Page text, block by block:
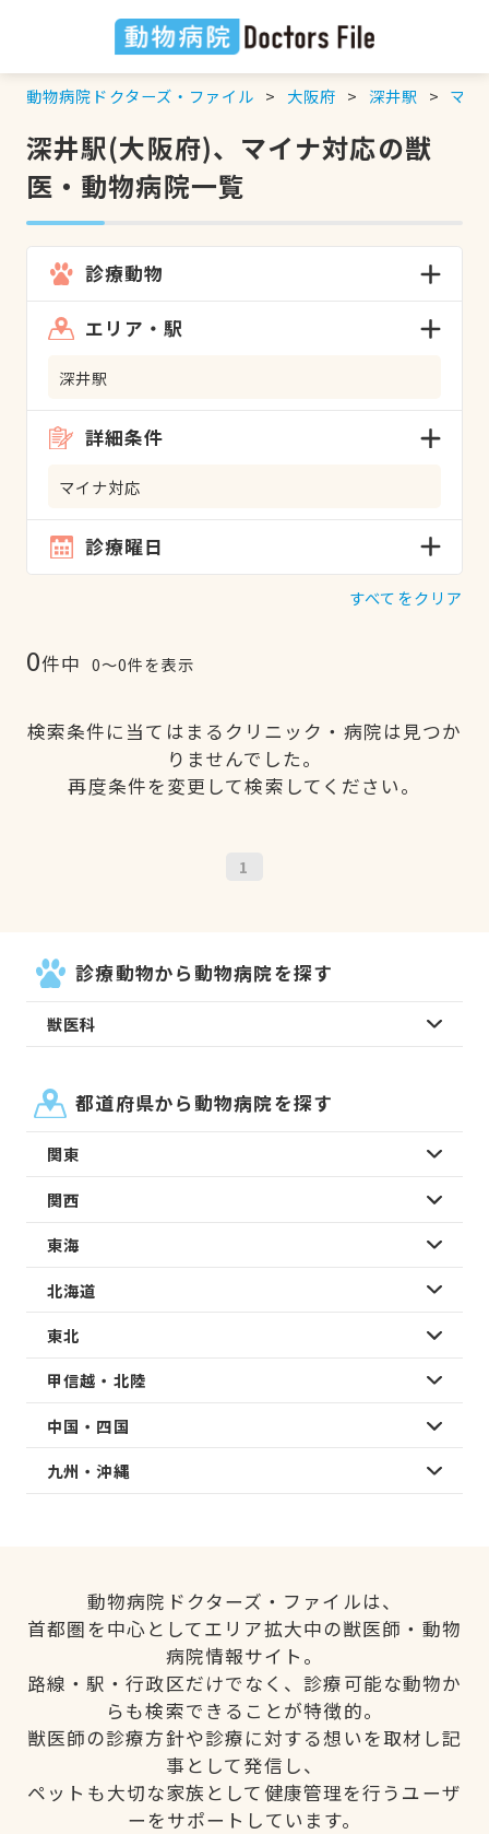
動物病院ドクターズ・ファイル 大阪府 深井駅 マイ
深井駅(大阪府)、マイナ対応の獣
医・動物病院一覧
診療動物
エリア・駅
深井駅
詳細条件
マイナ対応
診療曜日
すべてをクリア
0件中 0〜0件を表示
検索条件に当てはまるクリニック・病院は見つか
りませんでした。
再度条件を変更して検索してください。
1
診療動物から動物病院を探す
獣医科
都道府県から動物病院を探す
関東
関西
東海
北海道
東北
甲信越・北陸
中国・四国
九州・沖縄
動物病院ドクターズ・ファイルは、
首都圏を中心としてエリア拡大中の獣医師・動物
病院情報サイト。
路線・駅・行政区だけでなく、診療可能な動物か
らも検索できることが特徴的。
獣医師の診療方針や診療に対する想いを取材し記
事として発信し、
ペットも大切な家族として健康管理を行うユーザ
ーをサポートしています。